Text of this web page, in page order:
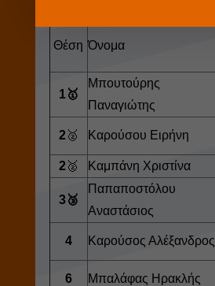
Θέση Όνομα
1🥇
Μπουτούρης
Παναγιώτης
2 🥈 Καρούσου Ειρήνη
2 🥈 Καμπάνη Χριστίνα
3🥉
Παπαποστόλου
Αναστάσιος
4 Καρούσος Αλέξανδρος
6 Μπαλάφας Ηρακλής